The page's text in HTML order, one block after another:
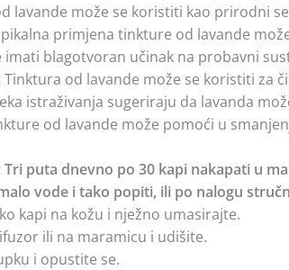
lavande može se koristiti kao prirodni
primjena tinkture od lavande
imati blagotvoran učinak na probavni
Tinktura od lavande može se koristiti za
istraživanja sugeriraju da lavanda
od lavande može pomoći u
puta dnevno po 30 kapi nakapati u
vode i tako popiti, ili po nalogu
kapi na kožu i nježno umasirajte.
ili na maramicu i udišite.
i opustite se.